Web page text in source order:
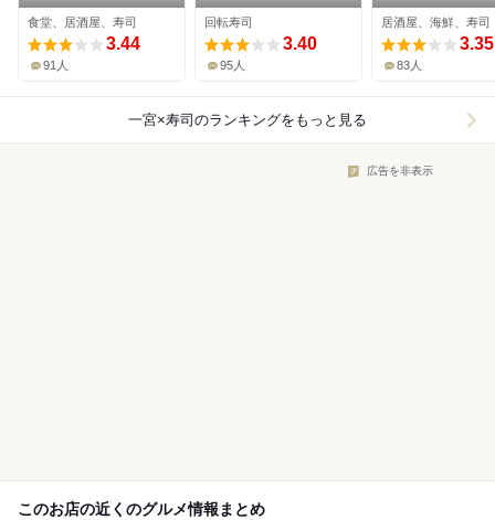
食堂、居酒屋、寿司
3.44
91人
回転寿司
3.40
95人
居酒屋、海鮮、寿司
3.35
83人
一宮×寿司 のランキングをもっと見る
広告を非表示
このお店の近くのグルメ情報まとめ